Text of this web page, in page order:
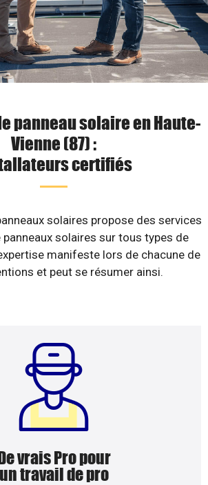
panneau solaire en Haute-
Vienne (87) :
certifiés
solaires propose des services
panneaux solaires sur tous types de
manifeste lors de chacune de
et peut se résumer ainsi.
vrais Pro pour
un travail de pro